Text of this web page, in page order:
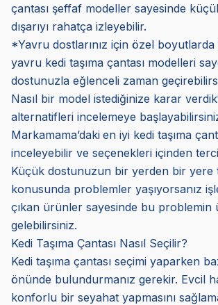
çantası şeffaf modeller sayesinde
dışarıyı rahatça izleyebilir.
*Yavru dostlarınız için özel
yavru kedi taşıma çantası modelleri
dostunuzla eğlenceli zaman
Nasıl bir model istediğinize karar
alternatifleri incelemeye
Markamama’daki en iyi kedi taşıma
inceleyebilir ve seçenekleri içinden
Küçük dostunuzun bir yerden bir yere
konusunda problemler yaşıyorsanız
çıkan ürünler sayesinde bu problemin
gelebilirsiniz.
Kedi Taşıma Çantası Nasıl Seçilir?
Kedi taşıma çantası seçimi yaparken
önünde bulundurmanız gerekir. Evcil
konforlu bir seyahat yapmasını